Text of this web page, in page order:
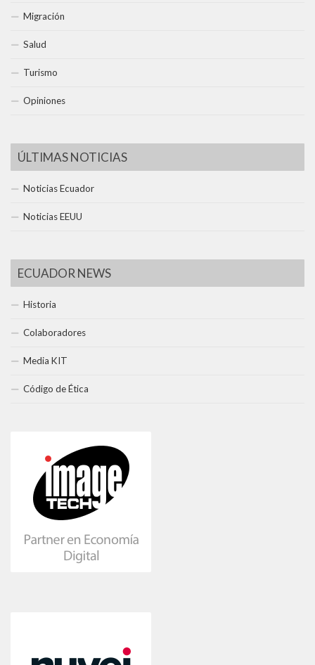
Migración
Salud
Turismo
Opiniones
ÚLTIMAS NOTICIAS
Noticias Ecuador
Noticias EEUU
ECUADOR NEWS
Historia
Colaboradores
Media KIT
Código de Ética